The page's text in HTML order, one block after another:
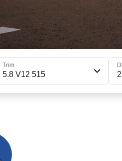
Trim
5.8 V12 515